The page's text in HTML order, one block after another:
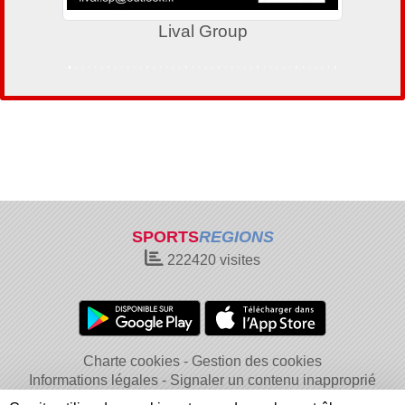
Lival Group
SPORTSREGIONS
222420 visites
Charte cookies
Gestion des cookies
Informations légales
Signaler un contenu inapproprié